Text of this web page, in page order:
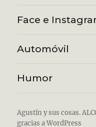
Face e
Automóvil
Humor
Agustín y sus cosas.
gracias a WordPress